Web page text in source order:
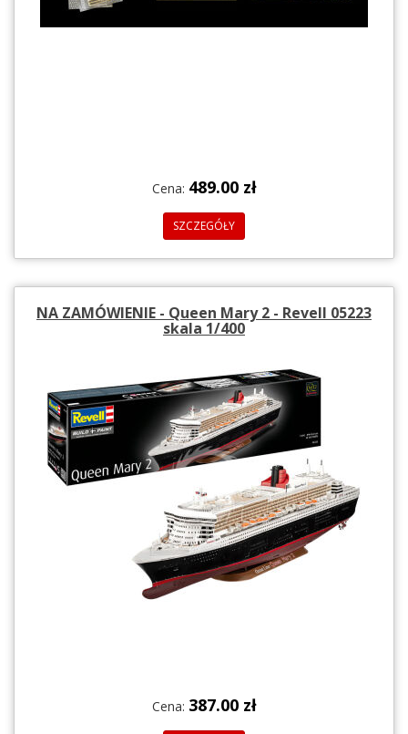
Cena: 489.00 zł
SZCZEGÓŁY
NA ZAMÓWIENIE - Queen Mary 2 - Revell 05223
skala 1/400
Cena: 387.00 zł